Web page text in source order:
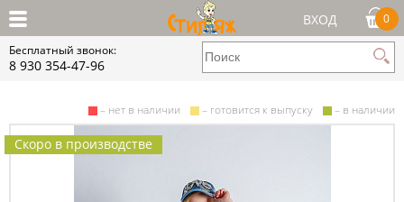
ВХОД 0
Бесплатный звонок:
8 930 354-47-96
– нет в наличии – готовится к выпуску – в наличии
Скоро в производстве